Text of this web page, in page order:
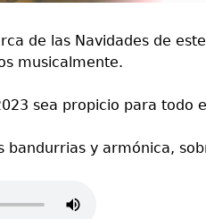
de las Navidades de
musicalmente.
2023 sea propicio para
bandurrias y armónica,